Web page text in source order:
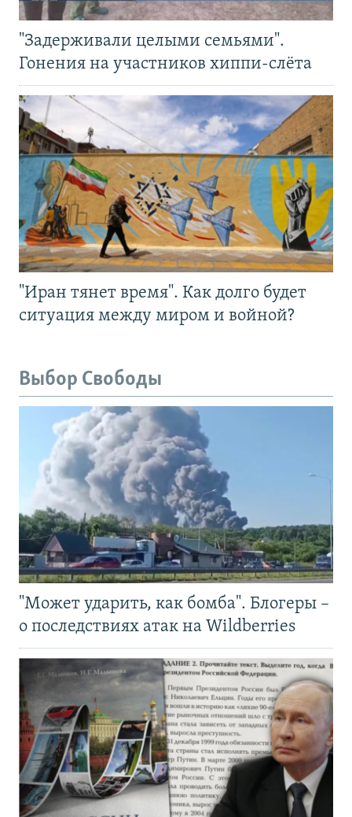
"Задерживали целыми семьями".
Гонения на участников хиппи-слёта
"Иран тянет время". Как долго будет
ситуация между миром и войной?
Выбор Свободы
"Может ударить, как бомба". Блогеры –
о последствиях атак на Wildberries